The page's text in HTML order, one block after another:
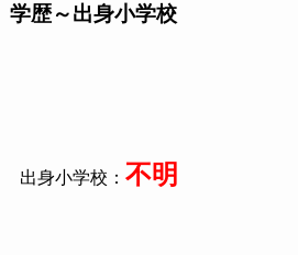
学歴～出身小学校
出身小学校： 不明